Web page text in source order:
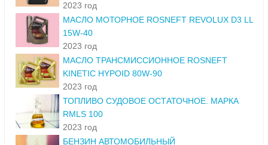
2023 год
МАСЛО МОТОРНОЕ ROSNEFT REVOLUX D3 LL
15W-40
2023 год
МАСЛО ТРАНСМИССИОННОЕ ROSNEFT
KINETIC HYPOID 80W-90
2023 год
ТОПЛИВО СУДОВОЕ ОСТАТОЧНОЕ. МАРКА
RMLS 100
2023 год
БЕНЗИН АВТОМОБИЛЬНЫЙ